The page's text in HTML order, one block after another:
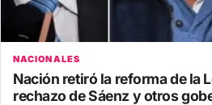
NACIONALES
Nación retiró la reforma de la
rechazo de Sáenz y otros